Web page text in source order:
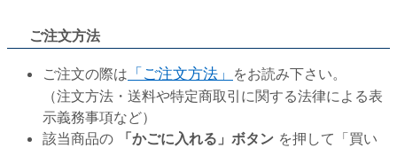
ご注文方法
ご注文の際は 「ご注文方法」 をお読み下さい。
（注文方法・送料や特定商取引に関する法律による表
示義務事項など）
該当商品の
「かごに入れる」ボタン を押して「買い